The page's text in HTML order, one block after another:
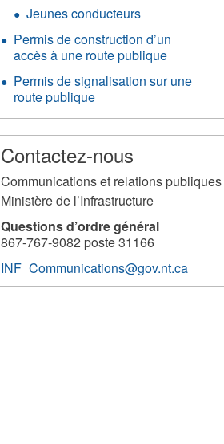
Jeunes conducteurs
Permis de construction d’un
accès à une route publique
Permis de signalisation sur une
route publique
Contactez-nous
Communications et relations publiques
Ministère de l’Infrastructure
Questions d’ordre général
867-767-9082 poste 31166
INF_Communications@gov.nt.ca